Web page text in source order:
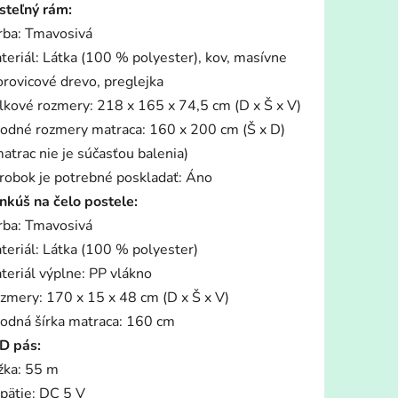
rám:
Tmavosivá
Látka (100 % polyester), kov, masívne
drevo, preglejka
rozmery: 218 x 165 x 74,5 cm (D x Š x V)
rozmery matraca: 160 x 200 cm (Š x D)
nie je súčasťou balenia)
je potrebné poskladať: Áno
na čelo postele:
Tmavosivá
Látka (100 % polyester)
výplne: PP vlákno
170 x 15 x 48 cm (D x Š x V)
šírka matraca: 160 cm
pás:
55 m
DC 5 V